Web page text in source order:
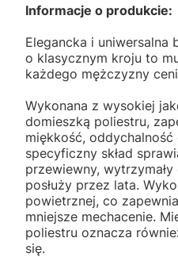
Informacje o produkcie:
Elegancka i uniwersalna
o klasycznym kroju to
każdego mężczyzny
Wykonana z wysokiej
domieszką poliestru,
miękkość, oddychalność
specyficzny skład
przewiewny,
posłuży przez lata.
powietrznej, co
mniejsze mechacenie.
poliestru oznacza
się.